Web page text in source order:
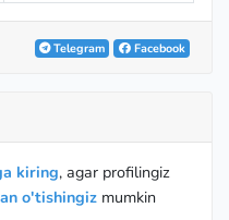
Telegram Facebook
kiring, agar profilingiz
o'tishingiz mumkin